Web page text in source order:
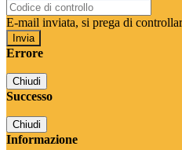
E-mail inviata, si prega di
Errore
Chiudi
Successo
Chiudi
Informazione